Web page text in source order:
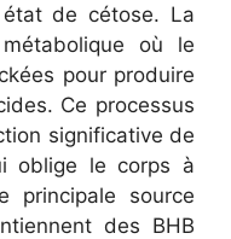
de cétose. La
où le
pour produire
Ce processus
significative de
oblige le corps à
principale source
des BHB